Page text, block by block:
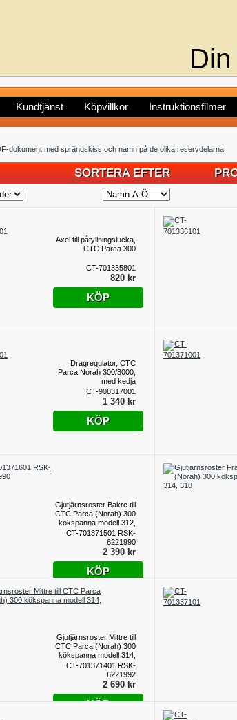
Kundtjänst Köpvillkor Instruktionsfilmer
dokument med sprängskiss och namn på de olika reservdelarna
SORTERA EFTER
Axel till påfyllningslucka,
CTC Parca 300
CT-701335801
820 kr
KÖP
Dragregulator, CTC
Parca Norah 300/3000,
med kedja
CT-908317001
1 340 kr
KÖP
Gjutjärnsroster Bakre till
CTC Parca (Norah) 300
kökspanna modell 312,
314, 318
CT-701371501 RSK-
6221990
2 390 kr
KÖP
Gjutjärnsroster Mittre till
CTC Parca (Norah) 300
kökspanna modell 314,
318
CT-701371401 RSK-
6221992
2 690 kr
KÖP